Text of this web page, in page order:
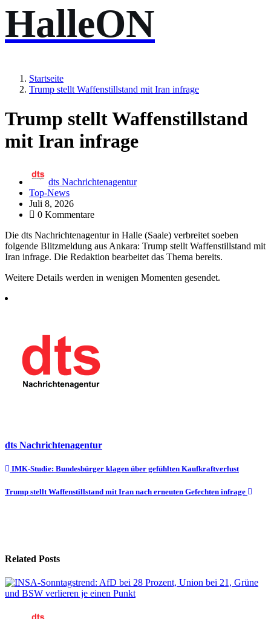
HalleON
Startseite
Trump stellt Waffenstillstand mit Iran infrage
Trump stellt Waffenstillstand
mit Iran infrage
dts Nachrichtenagentur
Top-News
Juli 8, 2026
0 Kommentare
Die dts Nachrichtenagentur in Halle (Saale) verbreitet soeben
folgende Blitzmeldung aus Ankara: Trump stellt Waffenstillstand mit
Iran infrage. Die Redaktion bearbeitet das Thema bereits.
Weitere Details werden in wenigen Momenten gesendet.
dts Nachrichtenagentur
Beitragsnavigation
IMK-Studie: Bundesbürger klagen über gefühlten Kaufkraftverlust
Trump stellt Waffenstillstand mit Iran nach erneuten Gefechten infrage
Related Posts